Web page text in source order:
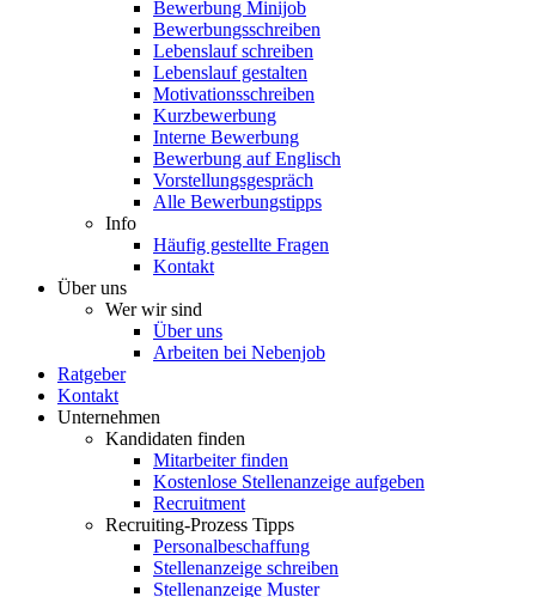
Bewerbung Minijob
Bewerbungsschreiben
Lebenslauf schreiben
Lebenslauf gestalten
Motivationsschreiben
Kurzbewerbung
Interne Bewerbung
Bewerbung auf Englisch
Vorstellungsgespräch
Alle Bewerbungstipps
Info
Häufig gestellte Fragen
Kontakt
Über uns
Wer wir sind
Über uns
Arbeiten bei Nebenjob
Ratgeber
Kontakt
Unternehmen
Kandidaten finden
Mitarbeiter finden
Kostenlose Stellenanzeige aufgeben
Recruitment
Recruiting-Prozess Tipps
Personalbeschaffung
Stellenanzeige schreiben
Stellenanzeige Muster